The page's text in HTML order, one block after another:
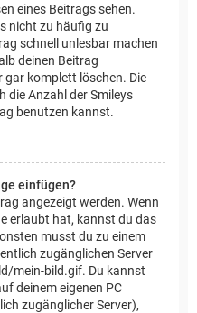
eines Beitrags sehen.
nicht zu häufig zu
schnell unlesbar machen
deinen Beitrag
komplett löschen. Die
die Anzahl der Smileys
benutzen kannst.
einfügen?
angezeigt werden. Wenn
erlaubt hat, kannst du das
musst du zu einem
zugänglichen Server
mein-bild.gif. Du kannst
deinem eigenen PC
zugänglicher Server),